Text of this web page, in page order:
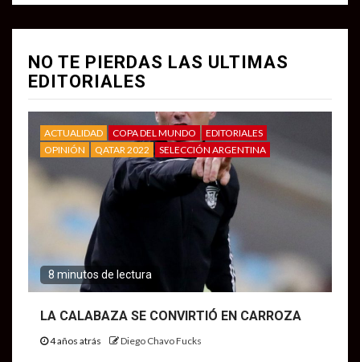
NO TE PIERDAS LAS ULTIMAS
EDITORIALES
ACTUALIDAD COPA DEL MUNDO
EDITORIALES
OPINIÓN
QATAR 2022 SELECCIÓN ARGENTINA
8 minutos de lectura
LA CALABAZA SE CONVIRTIÓ EN CARROZA
4 años atrás Diego Chavo Fucks